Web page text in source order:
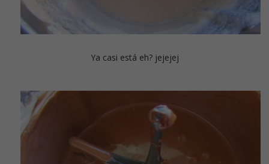
Ya casi está eh? jejejej